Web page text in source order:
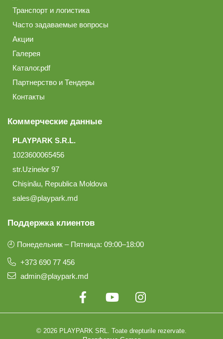
Транспорт и логистика
Часто задаваемые вопросы
Акции
Галерея
Каталог.pdf
Партнерство и Тендеры
Контакты
Коммерческие данные
PLAYPARK S.R.L.
1023600065456
str.Uzinelor 97
Chișinău, Republica Moldova
sales@playpark.md
Поддержка клиентов
🕘 Понедельник – Пятница: 09:00–18:00
+373 690 77 456
admin@playpark.md
© 2026 PLAYPARK SRL. Toate drepturile rezervate.